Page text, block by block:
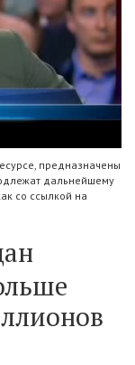
предназначены
дальнейшему
со ссылкой на